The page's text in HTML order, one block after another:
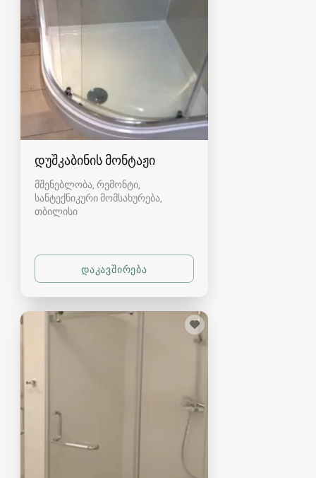
დუშკაბინის მონტაჟი
მშენებლობა, რემონტი,
სანტექნიკური მომსახურება
თბილისი